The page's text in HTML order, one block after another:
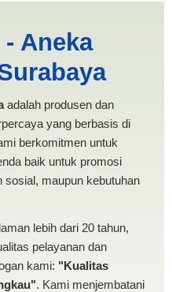
MURAH
Aneka
adalah produsen dan
yang berbasis di
berkomitmen untuk
baik untuk promosi
sosial, maupun kebutuhan
lebih dari 20 tahun,
pelayanan dan
kami: "Kualitas
. Kami menjembatani